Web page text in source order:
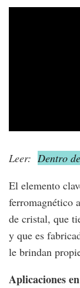
Leer: Dentro
El elemento
ferromagnético
de cristal, que
y que es
le brindan
Aplicaciones